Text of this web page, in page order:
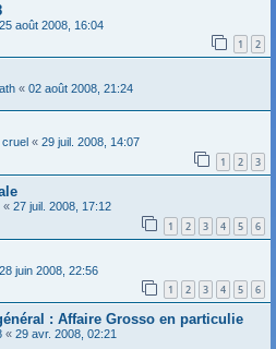
25 août 2008, 16:04
1 2
« 02 août 2008, 21:24
« 29 juil. 2008, 14:07
1 2 3
« 27 juil. 2008, 17:12
1 2 3 4 5 6
28 juin 2008, 22:56
1 2 3 4 5 6
: Affaire Grosso en particulie
« 29 avr. 2008, 02:21